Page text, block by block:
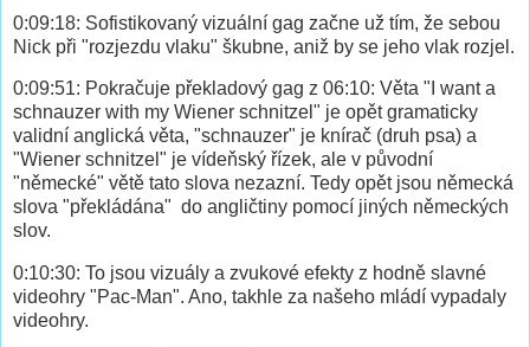
0:09:18: Sofistikovaný vizuální gag začne už tím, že sebou
Nick při "rozjezdu vlaku" škubne, aniž by se jeho vlak rozjel.
0:09:51: Pokračuje překladový gag z 06:10: Věta "I want a
schnauzer with my Wiener schnitzel" je opět gramaticky
validní anglická věta, "schnauzer" je knírač (druh psa) a
"Wiener schnitzel" je vídeňský řízek, ale v původní
"německé" větě tato slova nezazní. Tedy opět jsou německá
slova "překládána" do angličtiny pomocí jiných německých
slov.
0:10:30: To jsou vizuály a zvukové efekty z hodně slavné
videohry "Pac-Man". Ano, takhle za našeho mládí vypadaly
videohry.